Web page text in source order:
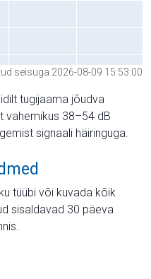
seisuga 2026-08-09 15:53:00
tugijaama jõudva
vahemikus 38–54 dB
signaali häiringuga.
tüübi või kuvada kõik
sisaldavad 30 päeva